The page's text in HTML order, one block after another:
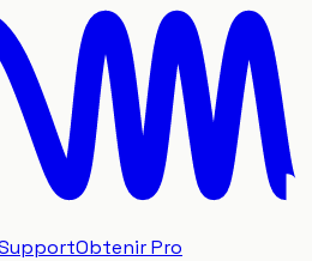
Obtenir Pro